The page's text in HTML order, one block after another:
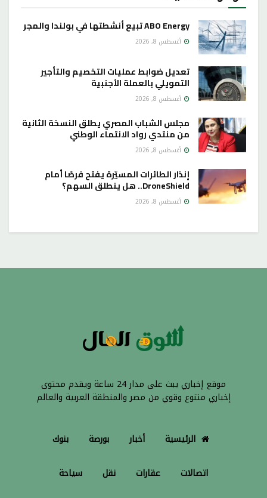
ABO Energy تبيع أنشطتها في بولندا والمجر
أغسطس 8, 2026
تعديل ضوابط عمليات التخصيم والتأجير
التمويلي بالعملة الأجنبية
أغسطس 8, 2026
مجلس الشباب المصري يطلق النسخة الثانية
من منتدي رواد الانتماء الوطني
أغسطس 8, 2026
إنذار الطائرات المسيّرة يفتح فرصًا أمام
DroneShield.. هل ينطلق السهم؟
أغسطس 8, 2026
موقع إخباري يبث على مدار 24 ساعة ويقدم محتوى
إخباري متنوع وقوي من مصر والمنطقة العربية والعالم
الرئيسية أخبار بورصة بنوك
اتصالات عقارات نقل سياحة